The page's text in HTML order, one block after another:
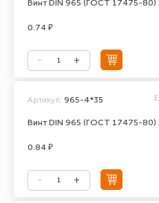
Винт DIN 965 (ГОСТ 17475-80)
0.74 ₽
Винт DIN 965 (ГОСТ 17475-80)
Артикул: 965-4*35
0.84 ₽